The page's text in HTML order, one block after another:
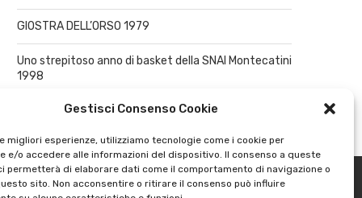
Gestisci Consenso Cookie
migliori esperienze, utilizziamo tecnologie come i cookie per
e/o accedere alle informazioni del dispositivo. Il consenso a queste
permetterà di elaborare dati come il comportamento di navigazione o
sito. Non acconsentire o ritirare il consenso può influire
GIOSTRA DELL’ORSO 1979
Uno strepitoso anno di basket della SNAI Montecatini
1998